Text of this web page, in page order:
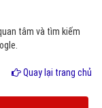
tâm và tìm kiếm
Quay lại trang chủ